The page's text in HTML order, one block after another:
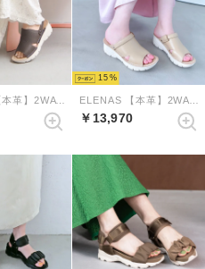
ELENAS 【本革】2WAYミュールスリングバックサンダル （ダークグレージュ）
15
￥13,970